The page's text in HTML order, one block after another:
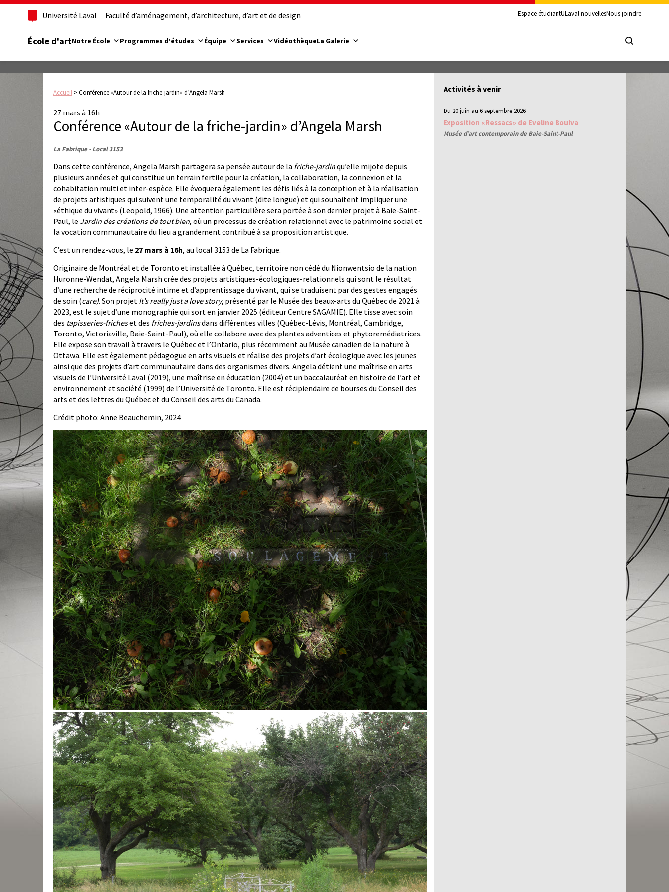
Université Laval Faculté d’aménagement, d’architecture, d’art et de design Espace étudiantULaval nouvellesNous joindre
École d'artNotre École Programmes d’études Équipe Services VidéothèqueLa Galerie
Accueil >Conférence «Autour de la friche-jardin» d’Angela Marsh
27 mars à 16h
Conférence «Autour de la friche-jardin» d’Angela Marsh
La Fabrique - Local 3153
Dans cette conférence, Angela Marsh partagera sa pensée autour de la friche-jardinqu’elle mijote depuis
plusieurs années et qui constitue un terrain fertile pour la création, la collaboration, la connexion et la
cohabitation multi et inter-espèce. Elle évoquera également les défis liés à la conception et à la réalisation
de projets artistiques qui suivent une temporalité du vivant (dite longue) et qui souhaitent impliquer une
«éthique du vivant» (Leopold, 1966). Une attention particulière sera portée à son dernier projet à Baie-Saint-
Paul, le Jardin des créations de tout bien, où un processus de création relationnel avec le patrimoine social et
la vocation communautaire du lieu a grandement contribué à sa proposition artistique.
C’est un rendez-vous, le 27 mars à 16h, au local 3153 de La Fabrique.
Originaire de Montréal et de Toronto et installée à Québec, territoire non cédé du Nionwentsio de la nation
Huronne-Wendat, Angela Marsh crée des projets artistiques-écologiques-relationnels qui sont le résultat
d’une recherche de réciprocité intime et d’apprentissage du vivant, qui se traduisent par des gestes engagés
de soin (care). Son projet It’s really just a love story, présenté par le Musée des beaux-arts du Québec de 2021 à
2023, est le sujet d’une monographie qui sort en janvier 2025 (éditeur Centre SAGAMIE). Elle tisse avec soin
des tapisseries-fricheset des friches-jardinsdans différentes villes (Québec-Lévis, Montréal, Cambridge,
Toronto, Victoriaville, Baie-Saint-Paul), où elle collabore avec des plantes adventices et phytoremédiatrices.
Elle expose son travail à travers le Québec et l’Ontario, plus récemment au Musée canadien de la nature à
Ottawa. Elle est également pédagogue en arts visuels et réalise des projets d’art écologique avec les jeunes
ainsi que des projets d’art communautaire dans des organismes divers. Angela détient une maîtrise en arts
visuels de l’Université Laval (2019), une maîtrise en éducation (2004) et un baccalauréat en histoire de l’art et
environnement et société (1999) de l’Université de Toronto. Elle est récipiendaire de bourses du Conseil des
arts et des lettres du Québec et du Conseil des arts du Canada.
Crédit photo: Anne Beauchemin, 2024
Activités à venir
Du 20 juin au 6 septembre 2026
Exposition «Ressacs» de Eveline Boulva
Musée d’art contemporain de Baie-Saint-Paul